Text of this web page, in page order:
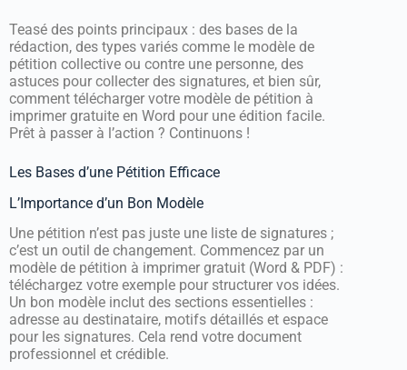
Teasé des points principaux : des bases de la
rédaction, des types variés comme le modèle de
pétition collective ou contre une personne, des
astuces pour collecter des signatures, et bien sûr,
comment télécharger votre modèle de pétition à
imprimer gratuite en Word pour une édition facile.
Prêt à passer à l’action ? Continuons !
Les Bases d’une Pétition Efficace
L’Importance d’un Bon Modèle
Une pétition n’est pas juste une liste de signatures ;
c’est un outil de changement. Commencez par un
modèle de pétition à imprimer gratuit (Word & PDF) :
téléchargez votre exemple pour structurer vos idées.
Un bon modèle inclut des sections essentielles :
adresse au destinataire, motifs détaillés et espace
pour les signatures. Cela rend votre document
professionnel et crédible.